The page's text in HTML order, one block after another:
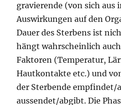
gravierende (von sich aus
Auswirkungen auf den
Dauer des Sterbens ist
hängt wahrscheinlich
Faktoren (Temperatur,
Hautkontakte etc.) und
der Sterbende empfindet/
aussendet/abgibt. Die